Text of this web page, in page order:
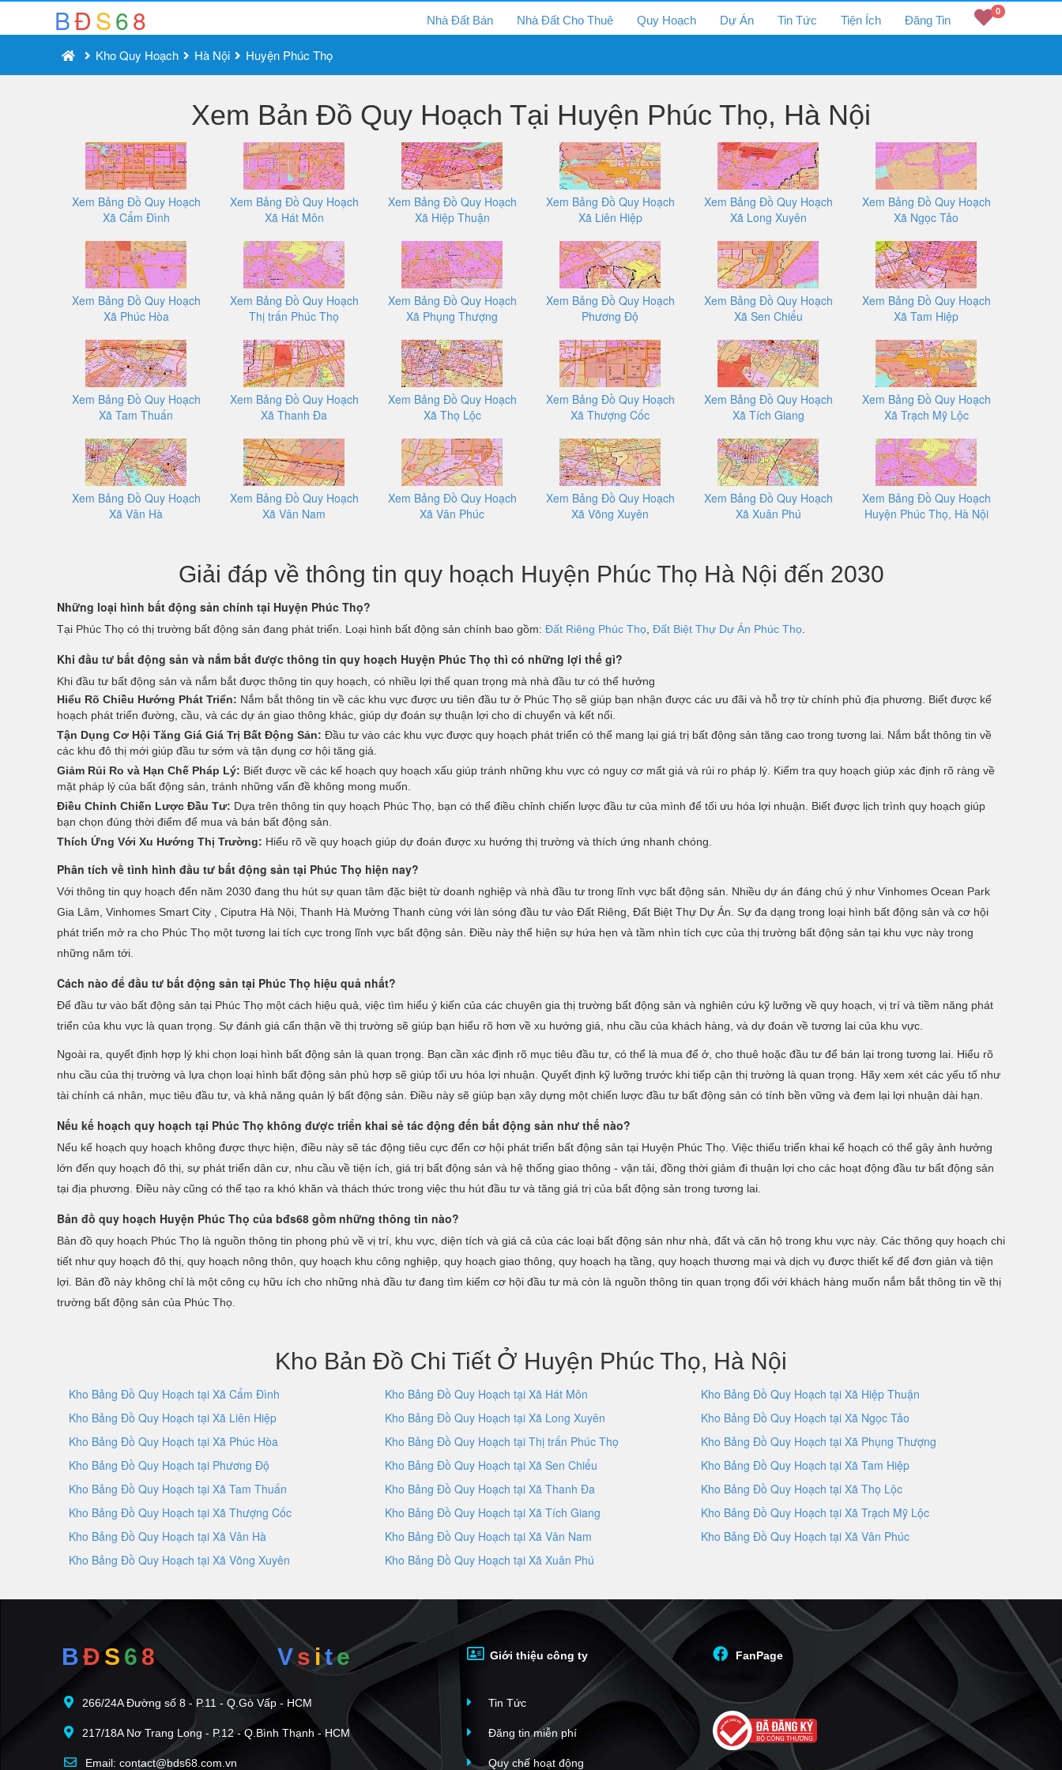
BĐS68 Nhà Đất Bán Nhà Đất Cho Thuê Quy Hoạch Dự Án Tin Tức Tiện Ích Đăng Tin
0
Kho Quy Hoạch Hà Nội Huyện Phúc Thọ
Xem Bản Đồ Quy Hoạch Tại Huyện Phúc Thọ, Hà Nội
Xem Bảng Đồ Quy Hoạch
Xã Cẩm Đình
Xem Bảng Đồ Quy Hoạch
Xã Hát Môn
Xem Bảng Đồ Quy Hoạch
Xã Hiệp Thuận
Xem Bảng Đồ Quy Hoạch
Xã Liên Hiệp
Xem Bảng Đồ Quy Hoạch
Xã Long Xuyên
Xem Bảng Đồ Quy Hoạch
Xã Ngọc Tảo
Xem Bảng Đồ Quy Hoạch
Xã Phúc Hòa
Xem Bảng Đồ Quy Hoạch
Thị trấn Phúc Thọ
Xem Bảng Đồ Quy Hoạch
Xã Phụng Thượng
Xem Bảng Đồ Quy Hoạch
Phương Độ
Xem Bảng Đồ Quy Hoạch
Xã Sen Chiểu
Xem Bảng Đồ Quy Hoạch
Xã Tam Hiệp
Xem Bảng Đồ Quy Hoạch
Xã Tam Thuấn
Xem Bảng Đồ Quy Hoạch
Xã Thanh Đa
Xem Bảng Đồ Quy Hoạch
Xã Thọ Lộc
Xem Bảng Đồ Quy Hoạch
Xã Thượng Cốc
Xem Bảng Đồ Quy Hoạch
Xã Tích Giang
Xem Bảng Đồ Quy Hoạch
Xã Trạch Mỹ Lộc
Xem Bảng Đồ Quy Hoạch
Xã Vân Hà
Xem Bảng Đồ Quy Hoạch
Xã Vân Nam
Xem Bảng Đồ Quy Hoạch
Xã Vân Phúc
Xem Bảng Đồ Quy Hoạch
Xã Võng Xuyên
Xem Bảng Đồ Quy Hoạch
Xã Xuân Phú
Xem Bảng Đồ Quy Hoạch
Huyện Phúc Thọ, Hà Nội
Giải đáp về thông tin quy hoạch Huyện Phúc Thọ Hà Nội đến 2030
Những loại hình bất động sản chính tại Huyện Phúc Thọ?
Tại Phúc Thọ có thị trường bất động sản đang phát triển. Loại hình bất động sản chính bao gồm: Đất Riêng Phúc Thọ Đất Biệt Thự Dự Án Phúc Thọ
Khi đầu tư bất động sản và nắm bắt được thông tin quy hoạch Huyện Phúc Thọ thì có những lợi thế gì?
Khi đầu tư bất động sản và nắm bắt được thông tin quy hoạch, có nhiều lợi thế quan trọng mà nhà đầu tư có thể hưởng
Hiểu Rõ Chiều Hướng Phát Triển: Nắm bắt thông tin về các khu vực được ưu tiên đầu tư ở Phúc Thọ sẽ giúp bạn nhận được các ưu đãi và hỗ trợ từ chính phủ địa phương. Biết được kế
hoạch phát triển đường, cầu, và các dự án giao thông khác, giúp dự đoán sự thuận lợi cho di chuyển và kết nối.
Tận Dụng Cơ Hội Tăng Giá Giá Trị Bất Động Sản: Đầu tư vào các khu vực được quy hoạch phát triển có thể mang lại giá trị bất động sản tăng cao trong tương lai. Nắm bắt thông tin về
các khu đô thị mới giúp đầu tư sớm và tận dụng cơ hội tăng giá.
Giảm Rủi Ro và Hạn Chế Pháp Lý: Biết được về các kế hoạch quy hoạch xấu giúp tránh những khu vực có nguy cơ mất giá và rủi ro pháp lý. Kiểm tra quy hoạch giúp xác định rõ ràng về
mặt pháp lý của bất động sản, tránh những vấn đề không mong muốn.
Điều Chỉnh Chiến Lược Đầu Tư: Dựa trên thông tin quy hoạch Phúc Thọ, bạn có thể điều chỉnh chiến lược đầu tư của mình để tối ưu hóa lợi nhuận. Biết được lịch trình quy hoạch giúp
bạn chọn đúng thời điểm để mua và bán bất động sản.
Thích Ứng Với Xu Hướng Thị Trường: Hiểu rõ về quy hoạch giúp dự đoán được xu hướng thị trường và thích ứng nhanh chóng.
Phân tích về tình hình đầu tư bất động sản tại Phúc Thọ hiện nay?
Với thông tin quy hoạch đến năm 2030 đang thu hút sự quan tâm đặc biệt từ doanh nghiệp và nhà đầu tư trong lĩnh vực bất động sản. Nhiều dự án đáng chú ý như Vinhomes Ocean Park
Gia Lâm, Vinhomes Smart City , Ciputra Hà Nội, Thanh Hà Mường Thanh cùng với làn sóng đầu tư vào Đất Riêng, Đất Biệt Thự Dự Án. Sự đa dạng trong loại hình bất động sản và cơ hội
phát triển mở ra cho Phúc Thọ một tương lai tích cực trong lĩnh vực bất động sản. Điều này thể hiện sự hứa hẹn và tầm nhìn tích cực của thị trường bất động sản tại khu vực này trong
những năm tới.
Cách nào để đầu tư bất động sản tại Phúc Thọ hiệu quả nhất?
Để đầu tư vào bất động sản tại Phúc Thọ một cách hiệu quả, việc tìm hiểu ý kiến của các chuyên gia thị trường bất động sản và nghiên cứu kỹ lưỡng về quy hoạch, vị trí và tiềm năng phát
triển của khu vực là quan trọng. Sự đánh giá cẩn thận về thị trường sẽ giúp bạn hiểu rõ hơn về xu hướng giá, nhu cầu của khách hàng, và dự đoán về tương lai của khu vực.
Ngoài ra, quyết định hợp lý khi chọn loại hình bất động sản là quan trọng. Bạn cần xác định rõ mục tiêu đầu tư, có thể là mua để ở, cho thuê hoặc đầu tư để bán lại trong tương lai. Hiểu rõ
nhu cầu của thị trường và lựa chọn loại hình bất động sản phù hợp sẽ giúp tối ưu hóa lợi nhuận. Quyết định kỹ lưỡng trước khi tiếp cận thị trường là quan trọng. Hãy xem xét các yếu tố như
tài chính cá nhân, mục tiêu đầu tư, và khả năng quản lý bất động sản. Điều này sẽ giúp bạn xây dựng một chiến lược đầu tư bất động sản có tính bền vững và đem lại lợi nhuận dài hạn.
Nếu kế hoạch quy hoạch tại Phúc Thọ không được triển khai sẻ tác động đến bất động sản như thế nào?
Nếu kế hoạch quy hoạch không được thực hiện, điều này sẽ tác động tiêu cực đến cơ hội phát triển bất động sản tại Huyện Phúc Thọ. Việc thiếu triển khai kế hoạch có thể gây ảnh hưởng
lớn đến quy hoạch đô thị, sự phát triển dân cư, nhu cầu về tiện ích, giá trị bất động sản và hệ thống giao thông - vận tải, đồng thời giảm đi thuận lợi cho các hoạt động đầu tư bất động sản
tại địa phương. Điều này cũng có thể tạo ra khó khăn và thách thức trong việc thu hút đầu tư và tăng giá trị của bất động sản trong tương lai.
Bản đồ quy hoạch Huyện Phúc Thọ của bđs68 gồm những thông tin nào?
Bản đồ quy hoạch Phúc Thọ là nguồn thông tin phong phú về vị trí, khu vực, diện tích và giá cả của các loại bất động sản như nhà, đất và căn hộ trong khu vực này. Các thông quy hoạch chi
tiết như quy hoạch đô thị, quy hoạch nông thôn, quy hoạch khu công nghiệp, quy hoạch giao thông, quy hoạch hạ tầng, quy hoạch thương mại và dịch vụ được thiết kế để đơn giản và tiện
lợi. Bản đồ này không chỉ là một công cụ hữu ích cho những nhà đầu tư đang tìm kiếm cơ hội đầu tư mà còn là nguồn thông tin quan trọng đối với khách hàng muốn nắm bắt thông tin về thị
trường bất động sản của Phúc Thọ.
Kho Bản Đồ Chi Tiết Ở Huyện Phúc Thọ, Hà Nội
Kho Bảng Đồ Quy Hoạch tại Xã Cẩm Đình Kho Bảng Đồ Quy Hoạch tại Xã Hát Môn
Kho Bảng Đồ Quy Hoạch tại Xã Hiệp Thuận
Kho Bảng Đồ Quy Hoạch tại Xã Liên Hiệp
Kho Bảng Đồ Quy Hoạch tại Xã Long Xuyên
Kho Bảng Đồ Quy Hoạch tại Xã Ngọc Tảo
Kho Bảng Đồ Quy Hoạch tại Xã Phúc Hòa
Kho Bảng Đồ Quy Hoạch tại Thị trấn Phúc Thọ
Kho Bảng Đồ Quy Hoạch tại Xã Phụng Thượng
Kho Bảng Đồ Quy Hoạch tại Phương Độ
Kho Bảng Đồ Quy Hoạch tại Xã Sen Chiểu
Kho Bảng Đồ Quy Hoạch tại Xã Tam Hiệp
Kho Bảng Đồ Quy Hoạch tại Xã Tam Thuấn
Kho Bảng Đồ Quy Hoạch tại Xã Thanh Đa
Kho Bảng Đồ Quy Hoạch tại Xã Thọ Lộc
Kho Bảng Đồ Quy Hoạch tại Xã Thượng Cốc
Kho Bảng Đồ Quy Hoạch tại Xã Tích Giang
Kho Bảng Đồ Quy Hoạch tại Xã Trạch Mỹ Lộc
Kho Bảng Đồ Quy Hoạch tại Xã Vân Hà
Kho Bảng Đồ Quy Hoạch tại Xã Vân Nam
Kho Bảng Đồ Quy Hoạch tại Xã Vân Phúc
Kho Bảng Đồ Quy Hoạch tại Xã Võng Xuyên
Kho Bảng Đồ Quy Hoạch tại Xã Xuân Phú
BĐ S 6 8 Vsite
266/24A Đường số 8 - P.11 - Q.Gò Vấp - HCM
217/18A Nơ Trang Long - P.12 - Q.Bình Thạnh - HCM
Email: contact@bds68.com.vn
Giới thiệu công ty
Tin Tức
Đăng tin miễn phí
Quy chế hoạt động
FanPage